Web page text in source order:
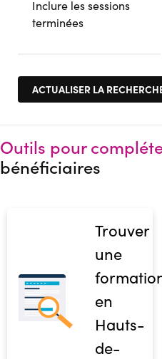
Inclure les sessions
terminées
Outils pour
bénéficiaires
Trouver
une
en
Hauts-
de-